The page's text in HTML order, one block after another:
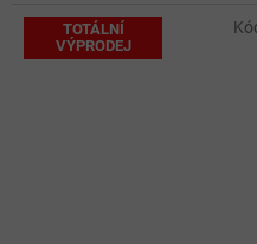
TOTÁLNÍ
VÝPRODEJ